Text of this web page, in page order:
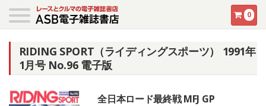
0
RIDING SPORT（ライディングスポーツ） 1991年
1月号 No.96 電子版
全日本ロード最終戦 MFJ GP